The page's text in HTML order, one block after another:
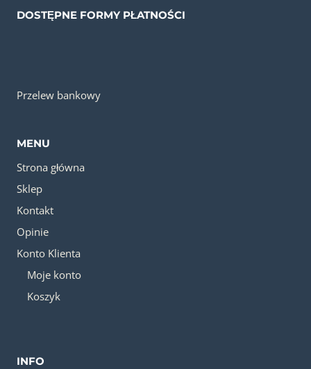
DOSTĘPNE FORMY PŁATNOŚCI
Przelew bankowy
MENU
Strona główna
Sklep
Kontakt
Opinie
Konto Klienta
Moje konto
Koszyk
INFO